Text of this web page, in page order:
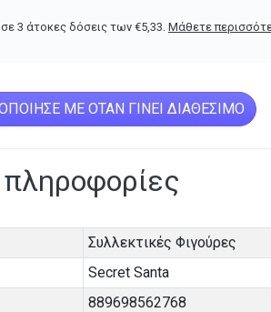
3 άτοκες δόσεις των €5,33 Μάθετε
ΜΕ ΌΤΑΝ ΓΊΝΕΙ ΔΙΑΘΈΣΙΜΟ
Συλλεκτικές Φιγούρες
Secret Santa
889698562768